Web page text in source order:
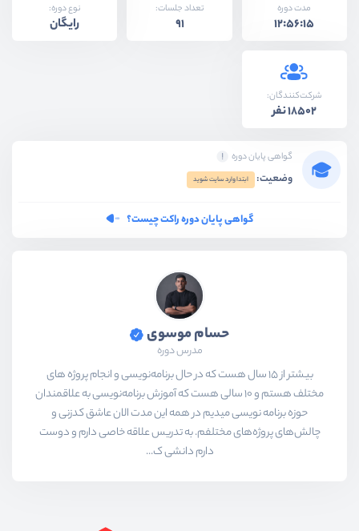
مدت دوره
12:56:15
تعداد جلسات:
91
نوع دوره:
رایگان
شرکت‌کنندگان:
18502 نفر
گواهی پایان دوره
وضعیت: ابتدا وارد سایت شوید
گواهی پایان دوره راکت چیست؟
حسام موسوی
مدرس دوره
بیشتر از ۱۵ سال هست که در حال برنامه‌نویسی و انجام پروژه های
مختلف هستم و ۱۰ سالی هست که آموزش برنامه‌نویسی به علاقمندان
حوزه برنامه نویسی میدیم در همه این مدت الان عاشق کدزنی و
چالش‌های پروژه‌های مختلفم. به تدریس علاقه خاصی دارم و دوست
دارم دانشی ک...